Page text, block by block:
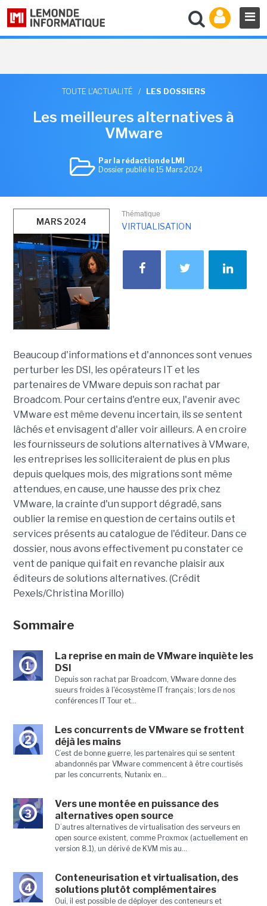
TOUTE L'ACTUALITÉ / LES DOSSIERS
Les meilleures alternatives à
VMware
Par la rédaction de LMI
Dossier publié le 15 Mars 2024
MARS 2024
Thématique
VIRTUALISATION
Beaucoup d'informations et d'annonces sont venues
perturber les DSI, les opérateurs IT et les
partenaires de VMware depuis son rachat par
Broadcom. Pour certains d'entre eux, l'avenir avec
VMware est même devenu incertain, ils se sentent
lâchés et envisagent d'aller voir ailleurs. A en croire
les fournisseurs de solutions alternatives à VMware,
les entreprises les solliciteraient de plus en plus
depuis quelques mois, des migrations sont même
attendues, en cause, une hausse des prix chez
VMware, la crainte d'un support dégradé, sans
oublier la remise en question de certains outils et
services présents au catalogue de l'éditeur. Dans ce
dossier, nous avons effectivement pu constater ce
vent de panique qui fait en revanche plaisir aux
éditeurs de solutions alternatives. (Crédit
Pexels/Christina Morillo)
Sommaire
1
La reprise en main de VMware inquiète les
DSI
Depuis son rachat par Broadcom, VMware donne des
sueurs froides à l'écosystème IT français ; lors de nos
conférences IT Tour et...
2
Les concurrents de VMware se frottent
déjà les mains
C’est de bonne guerre, les partenaires qui se sentent
abandonnés par VMware commencent à être courtisés
par les concurrents, Nutanix en...
3
Vers une montée en puissance des
alternatives open source
D’autres alternatives de virtualisation des serveurs en
open source existent, comme Proxmox (actuellement en
version 8.1), un dérivé de KVM mis au...
4
Conteneurisation et virtualisation, des
solutions plutôt complémentaires
Oui, il est possible de déployer des conteneurs et